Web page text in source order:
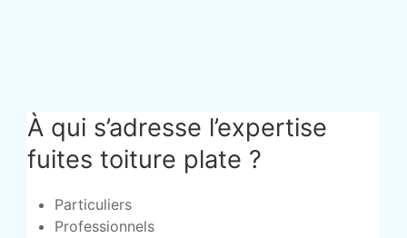
À qui s’adresse l’expertise
fuites toiture plate ?
Particuliers
Professionnels